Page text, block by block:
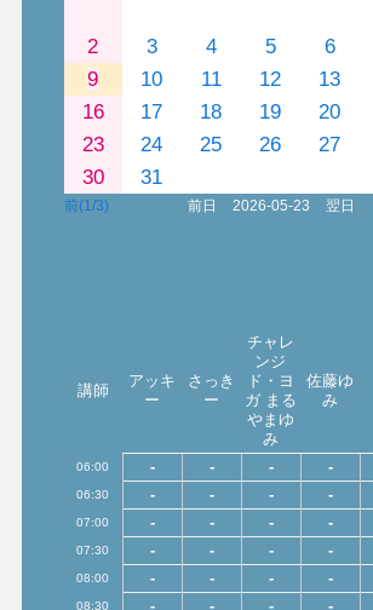
2
3 4 5 6
9
10 11 12 13
16
17 18 19 20
23
24 25 26 27
30
31
前(1/3) 前日 2026-05-23 翌日
講師
アッキ
ー
さっき
ー
チャレ
ンジ
ド・ヨ
ガ まる
やまゆ
み
佐藤ゆ
み
06:00 - - - -
06:30 - - - -
07:00 - - - -
07:30 - - - -
08:00 - - - -
08:30 - - - -